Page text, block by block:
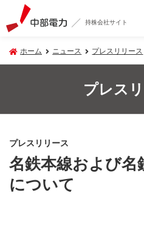
持株会社サイト
ホーム ニュース プレスリリース
プレス
プレスリリース
名鉄本線および名
について